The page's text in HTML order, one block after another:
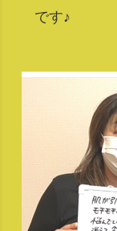
です♪